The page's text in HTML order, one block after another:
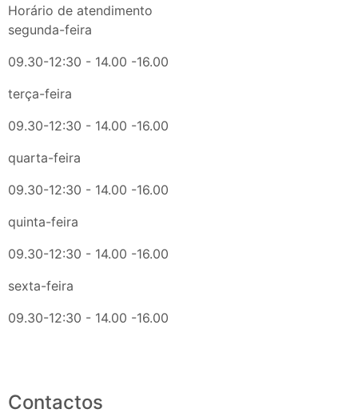
Horário de atendimento
segunda-feira
09.30-12:30 - 14.00 -16.00
terça-feira
09.30-12:30 - 14.00 -16.00
quarta-feira
09.30-12:30 - 14.00 -16.00
quinta-feira
09.30-12:30 - 14.00 -16.00
sexta-feira
09.30-12:30 - 14.00 -16.00
Contactos